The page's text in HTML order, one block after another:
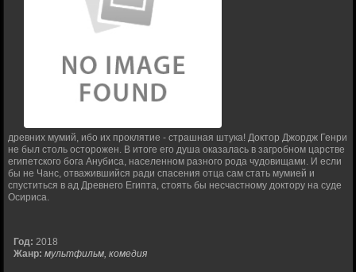
древних мумий, ибо их проклятие - страшная штука! Доктор Джордж Генри
не был столь осторожен. В итоге его душа оказалась в загробном царстве
египетского бога Анубиса, населенном разного рода чудовищами. И если
бы не Чанс, отважившийся ради спасения отца сам стать мумией и
спуститься в ад Древнего Египта, стоять бы несчастному доктору на суде
Осириса.
Год: 2018
Жанр: мультфильм, комедия